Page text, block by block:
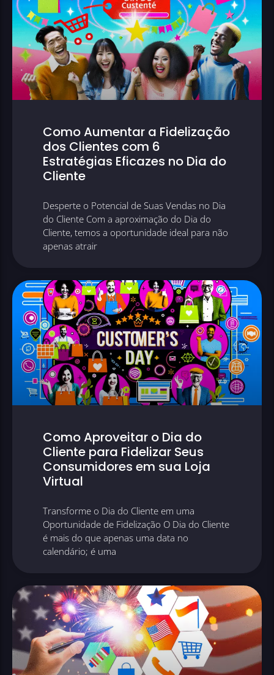
Como Aumentar a Fidelização
dos Clientes com 6
Estratégias Eficazes no Dia do
Cliente
Desperte o Potencial de Suas Vendas no Dia
do Cliente Com a aproximação do Dia do
Cliente, temos a oportunidade ideal para não
apenas atrair
Como Aproveitar o Dia do
Cliente para Fidelizar Seus
Consumidores em sua Loja
Virtual
Transforme o Dia do Cliente em uma
Oportunidade de Fidelização O Dia do Cliente
é mais do que apenas uma data no
calendário; é uma